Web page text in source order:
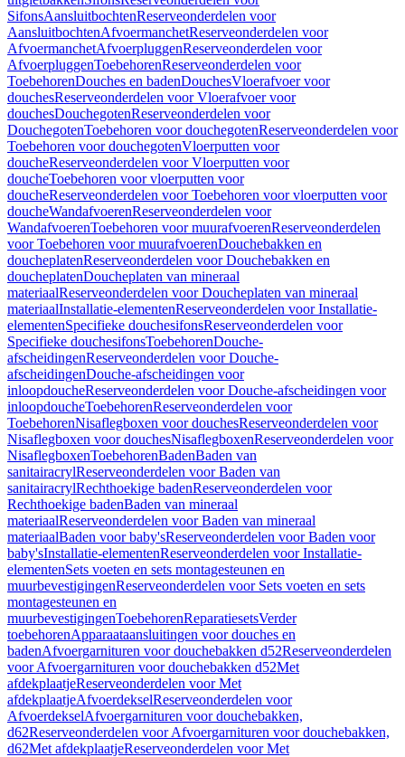
SifonsAansluitbochtenReserveonderdelen voor
AansluitbochtenAfvoermanchetReserveonderdelen voor
AfvoermanchetAfvoerpluggenReserveonderdelen voor
AfvoerpluggenToebehorenReserveonderdelen voor
ToebehorenDouches en badenDouchesVloerafvoer voor
douchesReserveonderdelen voor Vloerafvoer voor
douchesDouchegotenReserveonderdelen voor
DouchegotenToebehoren voor douchegotenReserveonderdelen voor
Toebehoren voor douchegotenVloerputten voor
doucheReserveonderdelen voor Vloerputten voor
doucheToebehoren voor vloerputten voor
doucheReserveonderdelen voor Toebehoren voor vloerputten voor
doucheWandafvoerenReserveonderdelen voor
WandafvoerenToebehoren voor muurafvoerenReserveonderdelen
voor Toebehoren voor muurafvoerenDouchebakken en
doucheplatenReserveonderdelen voor Douchebakken en
doucheplatenDoucheplaten van mineraal
materiaalReserveonderdelen voor Doucheplaten van mineraal
materiaalInstallatie-elementenReserveonderdelen voor Installatie-
elementenSpecifieke douchesifonsReserveonderdelen voor
Specifieke douchesifonsToebehorenDouche-
afscheidingenReserveonderdelen voor Douche-
afscheidingenDouche-afscheidingen voor
inloopdoucheReserveonderdelen voor Douche-afscheidingen voor
inloopdoucheToebehorenReserveonderdelen voor
ToebehorenNisaflegboxen voor douchesReserveonderdelen voor
Nisaflegboxen voor douchesNisaflegboxenReserveonderdelen voor
NisaflegboxenToebehorenBadenBaden van
sanitairacrylReserveonderdelen voor Baden van
sanitairacrylRechthoekige badenReserveonderdelen voor
Rechthoekige badenBaden van mineraal
materiaalReserveonderdelen voor Baden van mineraal
materiaalBaden voor baby'sReserveonderdelen voor Baden voor
baby'sInstallatie-elementenReserveonderdelen voor Installatie-
elementenSets voeten en sets montagesteunen en
muurbevestigingenReserveonderdelen voor Sets voeten en sets
montagesteunen en
muurbevestigingenToebehorenReparatiesetsVerder
toebehorenApparaataansluitingen voor douches en
badenAfvoergarnituren voor douchebakken d52Reserveonderdelen
voor Afvoergarnituren voor douchebakken d52Met
afdekplaatjeReserveonderdelen voor Met
afdekplaatjeAfvoerdekselReserveonderdelen voor
AfvoerdekselAfvoergarnituren voor douchebakken,
d62Reserveonderdelen voor Afvoergarnituren voor douchebakken,
d62Met afdekplaatjeReserveonderdelen voor Met